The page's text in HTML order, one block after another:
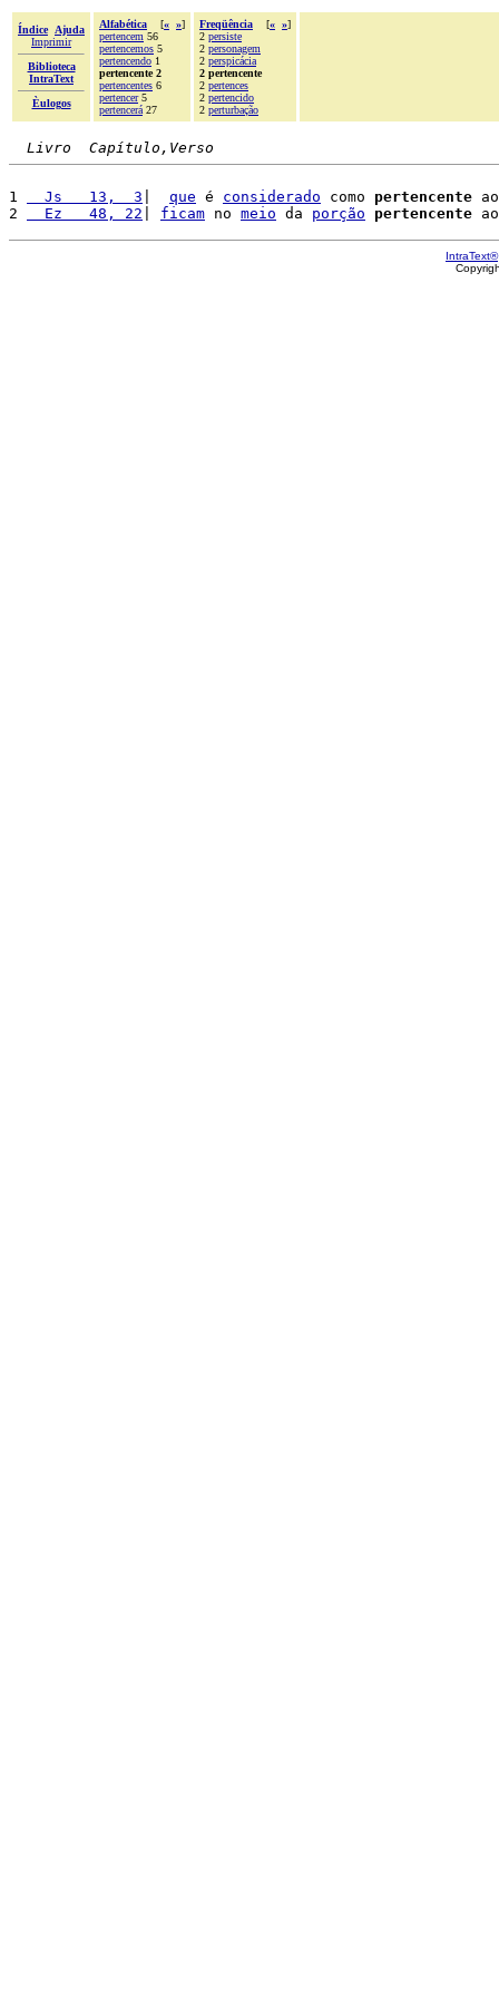
Índice
Ajuda
Imprimir
Biblioteca
IntraText
Èulogos
Alfabética [« »]
pertencem 56
pertencemos 5
pertencendo 1
pertencente 2
pertencentes 6
pertencer5
pertencerá 27
Freqüência [« »]
2 persiste
2 personagem
2 perspicácia
2 pertencente
2 pertences
2 pertencido
2 perturbação
Livro  Capítulo,Verso
1
  Js   13,  3
que é considerado como pertencente
2
  Ez   48, 22
ficam no meio da porção pertencente
IntraText®